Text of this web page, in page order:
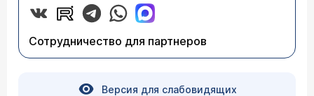
Сотрудничество для партнеров
Версия для слабовидящих